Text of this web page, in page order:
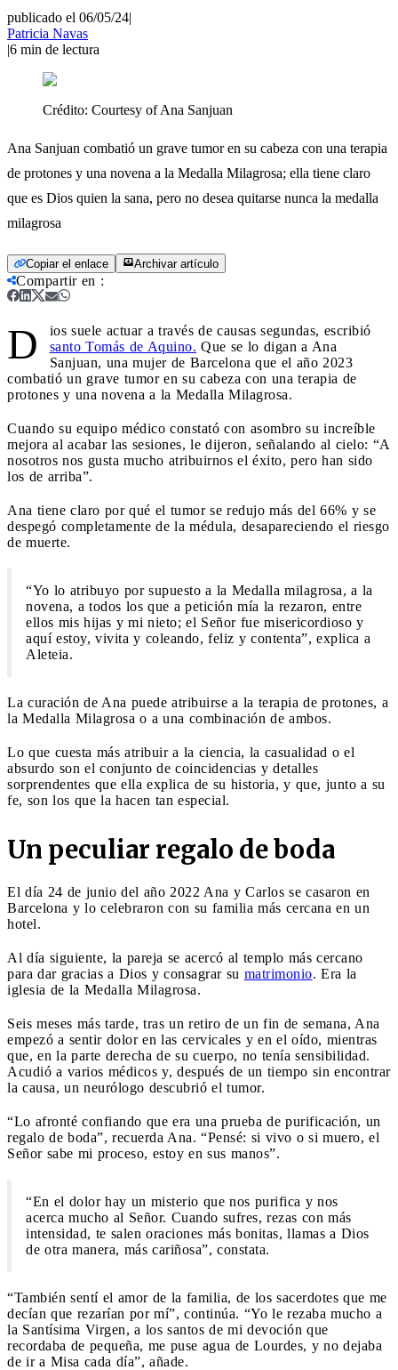
publicado el 06/05/24|
Patricia Navas
|6 min de lectura
Crédito: Courtesy of Ana Sanjuan
Ana Sanjuan combatió un grave tumor en su cabeza con una terapia
de protones y una novena a la Medalla Milagrosa; ella tiene claro
que es Dios quien la sana, pero no desea quitarse nunca la medalla
milagrosa
Copiar el enlace Archivar artículo
Compartir en :
D
ios suele actuar a través de causas segundas, escribió
santo Tomás de Aquino. Que se lo digan a Ana
Sanjuan, una mujer de Barcelona que el año 2023
combatió un grave tumor en su cabeza con una terapia de
protones y una novena a la Medalla Milagrosa.
Cuando su equipo médico constató con asombro su increíble
mejora al acabar las sesiones, le dijeron, señalando al cielo: “A
nosotros nos gusta mucho atribuirnos el éxito, pero han sido
los de arriba”.
Ana tiene claro por qué el tumor se redujo más del 66% y se
despegó completamente de la médula, desapareciendo el riesgo
de muerte.
“Yo lo atribuyo por supuesto a la Medalla milagrosa, a la
novena, a todos los que a petición mía la rezaron, entre
ellos mis hijas y mi nieto; el Señor fue misericordioso y
aquí estoy, vivita y coleando, feliz y contenta”, explica a
Aleteia.
La curación de Ana puede atribuirse a la terapia de protones, a
la Medalla Milagrosa o a una combinación de ambos.
Lo que cuesta más atribuir a la ciencia, la casualidad o el
absurdo son el conjunto de coincidencias y detalles
sorprendentes que ella explica de su historia, y que, junto a su
fe, son los que la hacen tan especial.
Un peculiar regalo de boda
El día 24 de junio del año 2022 Ana y Carlos se casaron en
Barcelona y lo celebraron con su familia más cercana en un
hotel.
Al día siguiente, la pareja se acercó al templo más cercano
para dar gracias a Dios y consagrar su matrimonio. Era la
iglesia de la Medalla Milagrosa.
Seis meses más tarde, tras un retiro de un fin de semana, Ana
empezó a sentir dolor en las cervicales y en el oído, mientras
que, en la parte derecha de su cuerpo, no tenía sensibilidad.
Acudió a varios médicos y, después de un tiempo sin encontrar
la causa, un neurólogo descubrió el tumor.
“Lo afronté confiando que era una prueba de purificación, un
regalo de boda”, recuerda Ana. “Pensé: si vivo o si muero, el
Señor sabe mi proceso, estoy en sus manos”.
“En el dolor hay un misterio que nos purifica y nos
acerca mucho al Señor. Cuando sufres, rezas con más
intensidad, te salen oraciones más bonitas, llamas a Dios
de otra manera, más cariñosa”, constata.
“También sentí el amor de la familia, de los sacerdotes que me
decían que rezarían por mí”, continúa. “Yo le rezaba mucho a
la Santísima Virgen, a los santos de mi devoción que
recordaba de pequeña, me puse agua de Lourdes, y no dejaba
de ir a Misa cada día”, añade.